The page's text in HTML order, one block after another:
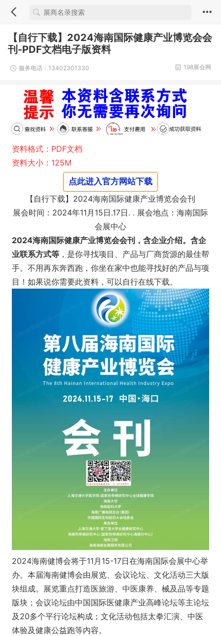
【自行下载】2024海南国际健康产业博览会会
刊-PDF文档电子版资料
服务电话：13402301330 198展会网
资料格式：PDF文档
资料大小：125M
点此进入官方网站下载
【自行下载】2024海南国际健康产业博览会会刊
展会时间：2024年11月15日.17日. . 展会地点：海南国际
会展中心
2024海南国际健康产业博览会会刊，含企业介绍。含企
业联系方式等 ，是你寻找项目、产品与厂商货源的最佳帮
手。不用再东奔西跑，你坐在家中也能寻找好的产品与项
目！如果说你需要此资料，可以自行在线下载。
2024海南健博会将于11月15-17日在海南国际会展中心举
办。本届海南健博会由展览、会议论坛、文化活动三大版
块组成。展览重点打造医旅游、中医康养、械及品等专题
版块；会议论坛由中国国际医健康产业高峰论坛等主论坛
及20多个平行论坛构成；文化活动包括太拳汇演、中医
体验及健康公益跑等内容。